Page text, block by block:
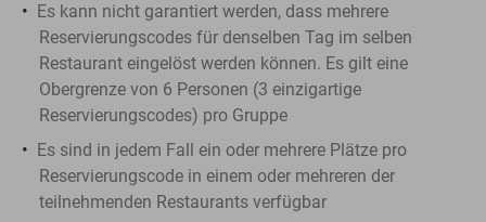
Es kann nicht garantiert werden, dass mehrere
Reservierungscodes für denselben Tag im selben
Restaurant eingelöst werden können. Es gilt eine
Obergrenze von 6 Personen (3 einzigartige
Reservierungscodes) pro Gruppe
Es sind in jedem Fall ein oder mehrere Plätze pro
Reservierungscode in einem oder mehreren der
teilnehmenden Restaurants verfügbar